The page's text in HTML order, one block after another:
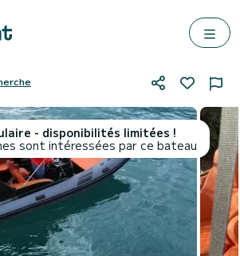
- disponibilités limitées !
sont intéressées par ce bateau